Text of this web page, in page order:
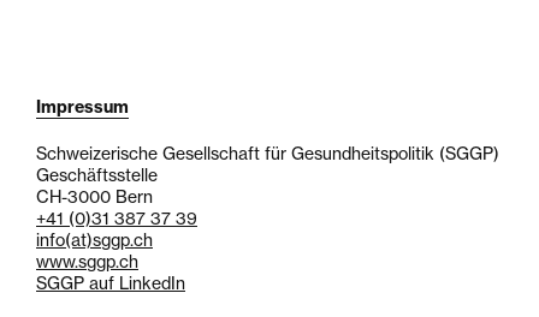
Impressum
Schweizerische Gesellschaft für Gesundheitspolitik (SGGP)
Geschäftsstelle
CH-3000 Bern
+41 (0)31 387 37 39
info(at)sggp.ch
www.sggp.ch
SGGP auf LinkedIn